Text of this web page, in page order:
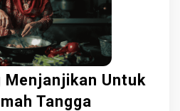
Menjanjikan Untuk
Tangga